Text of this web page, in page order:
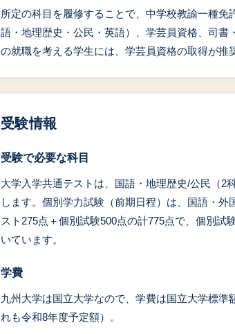
所定の科目を履修することで、中学校教諭一種
語・地理歴史・公民・英語）、学芸員資格、司
の就職を考える学生には、学芸員資格の取得が推
受験情報
受験で必要な科目
大学入学共通テストは、国語・地理歴史/公民（2
します。個別学力試験（前期日程）は、国語・
スト275点＋個別試験500点の計775点で、個別
いています。
学費
九州大学は国立大学なので、学費は国立大学標
れも令和8年度予定額）。